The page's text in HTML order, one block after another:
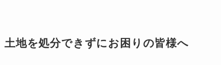
土地を処分できずにお困りの皆様へ